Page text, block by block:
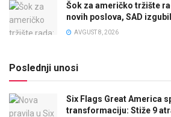
Šok za američko tržište
novih poslova, SAD
AVGUST 8, 2026
Poslednji unosi
Six Flags Great America
transformaciju: Stiže 9